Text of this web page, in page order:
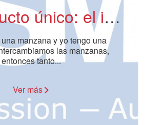
Un producto único: el innovador sistema de comunicación industrial Wireless de SMC, fruto de la Co-innovación
manzana y yo tengo una
las manzanas,
entonces tanto...
Ver más